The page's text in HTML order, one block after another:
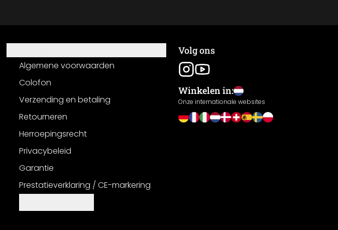
Algemene voorwaarden
Colofon
Verzending en betaling
Retourneren
Herroepingsrecht
Privacybeleid
Garantie
Prestatieverklaring / CE-markering
Volg ons
Winkelen in:
Onze internationale websites